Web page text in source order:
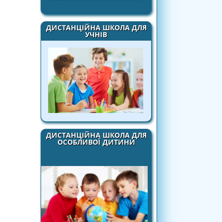
ДИСТАНЦІЙНА ШКОЛА ДЛЯ
УЧНІВ
ДИСТАНЦІЙНА ШКОЛА ДЛЯ
ОСОБЛИВОЇ ДИТИНИ